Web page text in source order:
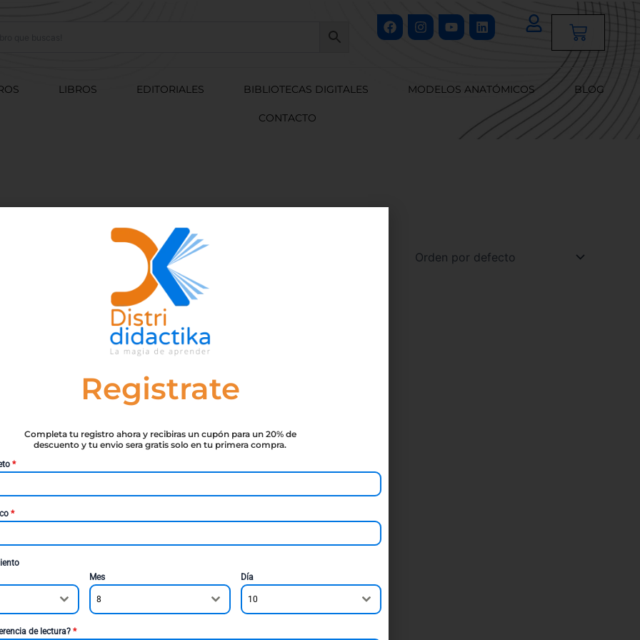
FacebookInstagram
YoutubeLinkedin
Cart
LIBROS EDITORIALES BIBLIOTECAS DIGITALES MODELOS ANATÓMICOS BLOG
CONTACTO
Registrate
Completa tu registro ahora y recibiras un cupón para un 20% de
descuento y tu envio sera gratis solo en tu primera compra.
*
*
Mes
8
Día
10
de lectura? *